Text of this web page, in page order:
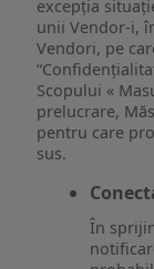
excepția
unii Vendor-i,
Vendori, pe
Scopului «
prelucrare,
pentru care
sus.
În